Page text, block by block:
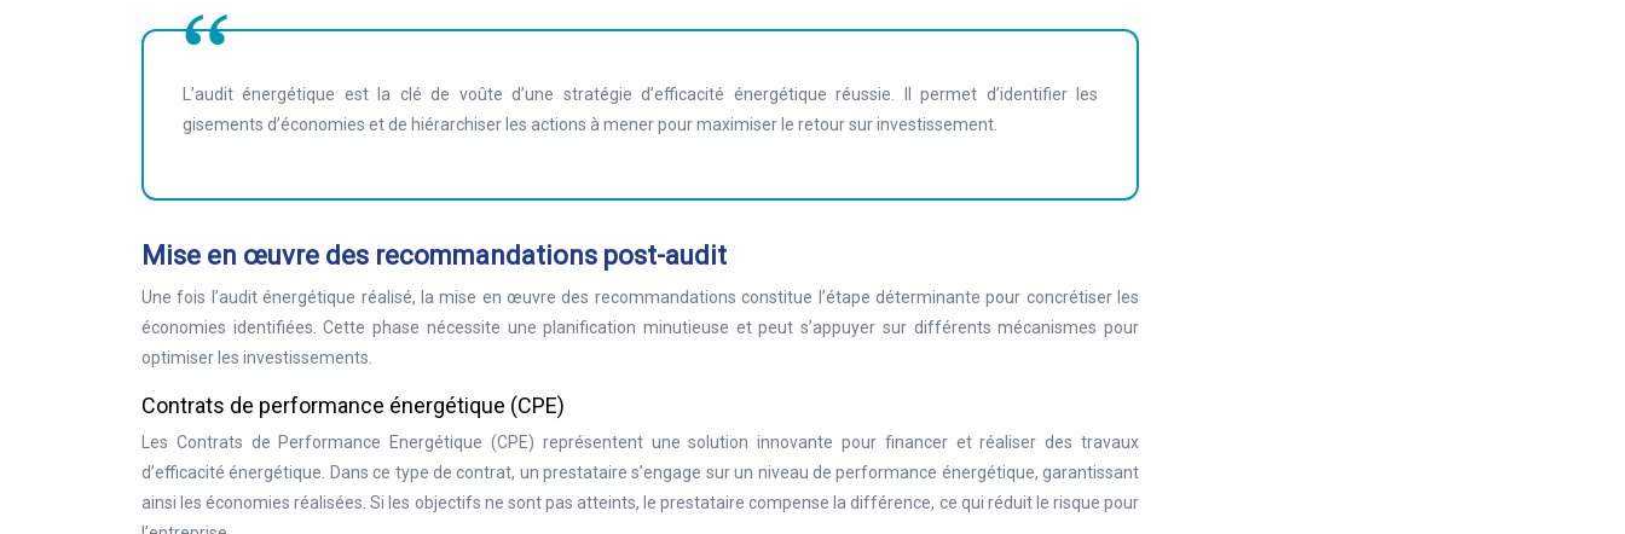
L’audit énergétique est la clé de voûte d’une stratégie d’efficacité énergétique réussie. Il permet d’identifier les
gisements d’économies et de hiérarchiser les actions à mener pour maximiser le retour sur investissement.
Mise en œuvre des recommandations post-audit
Une fois l’audit énergétique réalisé, la mise en œuvre des recommandations constitue l’étape déterminante pour concrétiser les
économies identifiées. Cette phase nécessite une planification minutieuse et peut s’appuyer sur différents mécanismes pour
optimiser les investissements.
Contrats de performance énergétique (CPE)
Les Contrats de Performance Energétique (CPE) représentent une solution innovante pour financer et réaliser des travaux
d’efficacité énergétique. Dans ce type de contrat, un prestataire s’engage sur un niveau de performance énergétique, garantissant
ainsi les économies réalisées. Si les objectifs ne sont pas atteints, le prestataire compense la différence, ce qui réduit le risque pour